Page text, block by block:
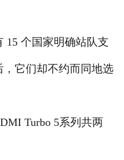
个国家明确站队支
它们却不约而同地选
Turbo 5系列共两